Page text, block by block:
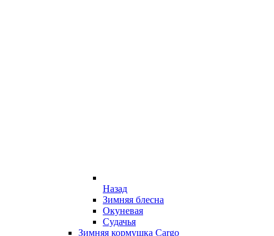
Назад
Зимняя блесна
Окуневая
Судачья
Зимняя кормушка Cargo